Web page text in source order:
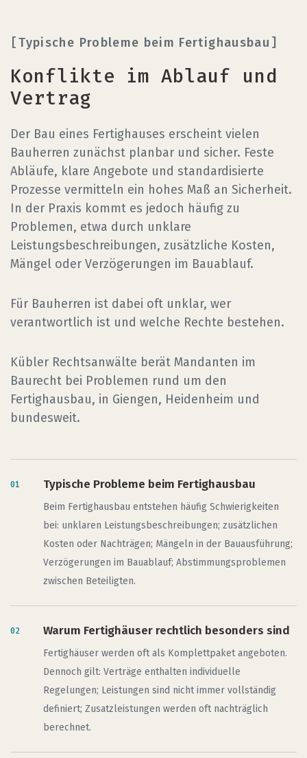
Typische Probleme beim Fertighausbau
Konflikte im Ablauf und
Vertrag
Der Bau eines Fertighauses erscheint vielen
Bauherren zunächst planbar und sicher. Feste
Abläufe, klare Angebote und standardisierte
Prozesse vermitteln ein hohes Maß an Sicherheit.
In der Praxis kommt es jedoch häufig zu
Problemen, etwa durch unklare
Leistungsbeschreibungen, zusätzliche Kosten,
Mängel oder Verzögerungen im Bauablauf.
Für Bauherren ist dabei oft unklar, wer
verantwortlich ist und welche Rechte bestehen.
Kübler Rechtsanwälte berät Mandanten im
Baurecht bei Problemen rund um den
Fertighausbau, in Giengen, Heidenheim und
bundesweit.
Typische Probleme beim Fertighausbau
Beim Fertighausbau entstehen häufig Schwierigkeiten
bei: unklaren Leistungsbeschreibungen; zusätzlichen
Kosten oder Nachträgen; Mängeln in der Bauausführung;
Verzögerungen im Bauablauf; Abstimmungsproblemen
zwischen Beteiligten.
Warum Fertighäuser rechtlich besonders sind
Fertighäuser werden oft als Komplettpaket angeboten.
Dennoch gilt: Verträge enthalten individuelle
Regelungen; Leistungen sind nicht immer vollständig
definiert; Zusatzleistungen werden oft nachträglich
berechnet.